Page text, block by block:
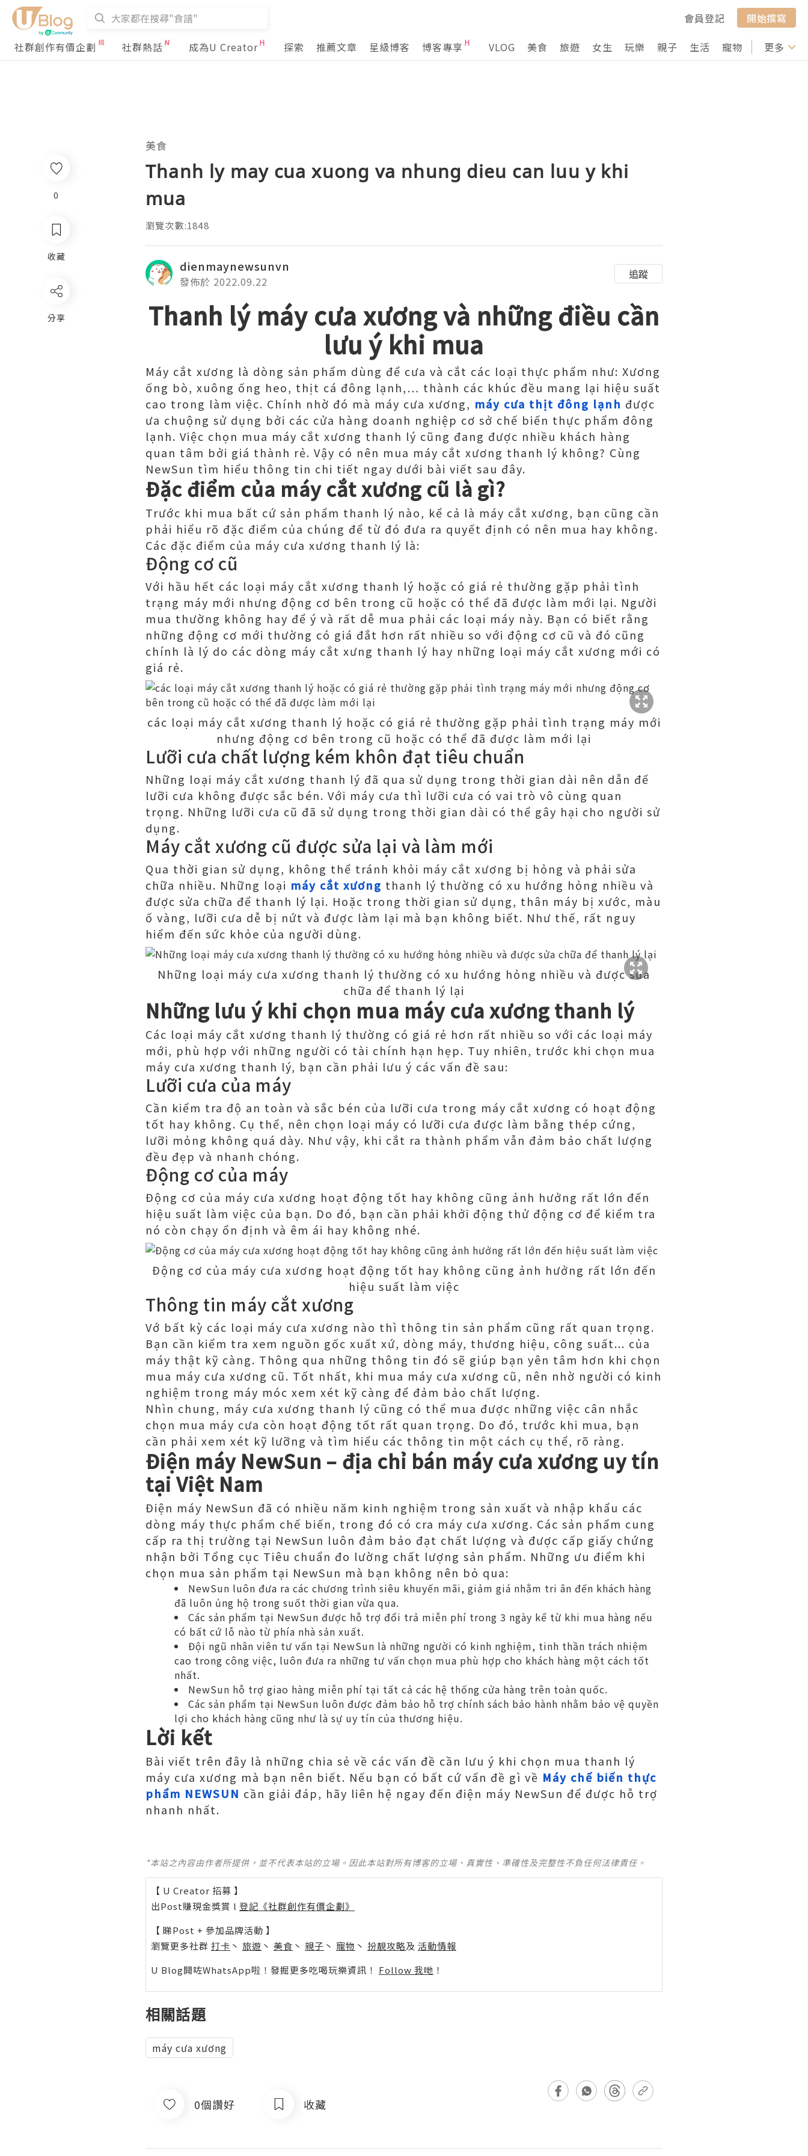
會員登記
開始撰寫
社群創作有價企劃
社群熱話 成為U Creator 探索 推薦文章 星級博客 博客專享 VLOG 美食 旅遊 女生 玩樂 親子 生活 寵物 行山 打卡
更多
0
收藏
分享
美食
Thanh ly may cua xuong va nhung dieu can luu y khi
mua
瀏覽次數:1848
dienmaynewsunvn
發佈於 2022.09.22
追蹤
Thanh lý máy cưa xương và những điều cần
lưu ý khi mua
Máy cắt xương là dòng sản phẩm dùng để cưa và cắt các loại thực phẩm như: Xương
ống bò, xuông ống heo, thịt cá đông lạnh,… thành các khúc đều mang lại hiệu suất
cao trong làm việc. Chính nhờ đó mà máy cưa xương, máy cưa thịt đông lạnh được
ưa chuộng sử dụng bởi các cửa hàng doanh nghiệp cơ sở chế biến thực phẩm đông
lạnh. Việc chọn mua máy cắt xương thanh lý cũng đang được nhiều khách hàng
quan tâm bởi giá thành rẻ. Vậy có nên mua máy cắt xương thanh lý không? Cùng
NewSun tìm hiểu thông tin chi tiết ngay dưới bài viết sau đây.
Đặc điểm của máy cắt xương cũ là gì?
Trước khi mua bất cứ sản phẩm thanh lý nào, kể cả là máy cắt xương, bạn cũng cần
phải hiểu rõ đặc điểm của chúng để từ đó đưa ra quyết định có nên mua hay không.
Các đặc điểm của máy cưa xương thanh lý là:
Động cơ cũ
Với hầu hết các loại máy cắt xương thanh lý hoặc có giá rẻ thường gặp phải tình
trạng máy mới nhưng động cơ bên trong cũ hoặc có thể đã được làm mới lại. Người
mua thường không hay để ý và rất dễ mua phải các loại máy này. Bạn có biết rằng
những động cơ mới thường có giá đắt hơn rất nhiều so với động cơ cũ và đó cũng
chính là lý do các dòng máy cắt xưng thanh lý hay những loại máy cắt xương mới có
giá rẻ.
các loại máy cắt xương thanh lý hoặc có giá rẻ thường gặp phải tình trạng máy mới
nhưng động cơ bên trong cũ hoặc có thể đã được làm mới lại
Lưỡi cưa chất lượng kém khôn đạt tiêu chuẩn
Những loại máy cắt xương thanh lý đã qua sử dụng trong thời gian dài nên dẫn đế
lưỡi cưa không được sắc bén. Với máy cưa thì lưỡi cưa có vai trò vô cùng quan
trọng. Những lưỡi cưa cũ đã sử dụng trong thời gian dài có thể gây hại cho người sử
dụng.
Máy cắt xương cũ được sửa lại và làm mới
Qua thời gian sử dụng, không thể tránh khỏi máy cắt xương bị hỏng và phải sửa
chữa nhiều. Những loại máy cắt xương thanh lý thường có xu hướng hỏng nhiều và
được sửa chữa để thanh lý lại. Hoặc trong thời gian sử dụng, thân máy bị xước, màu
ố vàng, lưỡi cưa dễ bị nứt và được làm lại mà bạn không biết. Như thế, rất nguy
hiểm đến sức khỏe của người dùng.
Những loại máy cưa xương thanh lý thường có xu hướng hỏng nhiều và được sửa
chữa để thanh lý lại
Những lưu ý khi chọn mua máy cưa xương thanh lý
Các loại máy cắt xương thanh lý thường có giá rẻ hơn rất nhiều so với các loại máy
mới, phù hợp với những người có tài chính hạn hẹp. Tuy nhiên, trước khi chọn mua
máy cưa xương thanh lý, bạn cần phải lưu ý các vấn đề sau:
Lưỡi cưa của máy
Cần kiểm tra độ an toàn và sắc bén của lưỡi cưa trong máy cắt xương có hoạt động
tốt hay không. Cụ thể, nên chọn loại máy có lưỡi cưa được làm bằng thép cứng,
lưỡi mỏng không quá dày. Như vậy, khi cắt ra thành phẩm vẫn đảm bảo chất lượng
đều đẹp và nhanh chóng.
Động cơ của máy
Động cơ của máy cưa xương hoạt động tốt hay không cũng ảnh hưởng rất lớn đến
hiệu suất làm việc của bạn. Do đó, bạn cần phải khởi động thử động cơ để kiểm tra
nó còn chạy ổn định và êm ái hay không nhé.
Động cơ của máy cưa xương hoạt động tốt hay không cũng ảnh hưởng rất lớn đến
hiệu suất làm việc
Thông tin máy cắt xương
Vớ bất kỳ các loại máy cưa xương nào thì thông tin sản phẩm cũng rất quan trọng.
Bạn cần kiểm tra xem nguồn gốc xuất xứ, dòng máy, thương hiệu, công suất... của
máy thật kỹ càng. Thông qua những thông tin đó sẽ giúp bạn yên tâm hơn khi chọn
mua máy cưa xương cũ. Tốt nhất, khi mua máy cưa xương cũ, nên nhờ người có kinh
nghiệm trong máy móc xem xét kỹ càng để đảm bảo chất lượng.
Nhìn chung, máy cưa xương thanh lý cũng có thể mua được những việc cân nhắc
chọn mua máy cưa còn hoạt động tốt rất quan trọng. Do đó, trước khi mua, bạn
cần phải xem xét kỹ lưỡng và tìm hiểu các thông tin một cách cụ thể, rõ ràng.
Điện máy NewSun – địa chỉ bán máy cưa xương uy tín
tại Việt Nam
Điện máy NewSun đã có nhiều năm kinh nghiệm trong sản xuất và nhập khẩu các
dòng máy thực phẩm chế biến, trong đó có cra máy cưa xương. Các sản phẩm cung
cấp ra thị trường tại NewSun luôn đảm bảo đạt chất lượng và được cấp giấy chứng
nhận bởi Tổng cục Tiêu chuẩn đo lường chất lượng sản phẩm. Những ưu điểm khi
chọn mua sản phẩm tại NewSun mà bạn không nên bỏ qua:
NewSun luôn đưa ra các chương trình siêu khuyến mãi, giảm giá nhằm tri ân đến khách hàng
đã luôn ủng hộ trong suốt thời gian vừa qua.
Các sản phẩm tại NewSun được hỗ trợ đổi trả miễn phí trong 3 ngày kể từ khi mua hàng nếu
có bất cứ lỗ nào từ phía nhà sản xuất.
Đội ngũ nhân viên tư vấn tại NewSun là những người có kinh nghiệm, tinh thần trách nhiệm
cao trong công việc, luôn đưa ra những tư vấn chọn mua phù hợp cho khách hàng một cách tốt
nhất.
NewSun hỗ trợ giao hàng miễn phí tại tất cả các hệ thống cửa hàng trên toàn quốc.
Các sản phẩm tại NewSun luôn được đảm bảo hỗ trợ chính sách bảo hành nhằm bảo vệ quyền
lợi cho khách hàng cũng như là sự uy tín của thương hiệu.
Lời kết
Bài viết trên đây là những chia sẻ về các vấn đề cần lưu ý khi chọn mua thanh lý
máy cưa xương mà bạn nên biết. Nếu bạn có bất cứ vấn đề gì về Máy chế biến thực
phẩm NEWSUN cần giải đáp, hãy liên hệ ngay đến điện máy NewSun để được hỗ trợ
nhanh nhất.
*本站之內容由作者所提供，並不代表本站的立場。因此本站對所有博客的立場、真實性、準確性及完整性不負任何法律責任。
【 U Creator 招募 】
出Post賺現金獎賞 l 登記《社群創作有價企劃》
【 睇Post + 參加品牌活動 】
瀏覽更多社群 打卡 丶 旅遊 丶 美食 丶 親子 丶 寵物 丶 扮靚攻略及 活動情報
U Blog開咗WhatsApp啦！發掘更多吃喝玩樂資訊！ Follow 我哋 ！
相關話題
máy cưa xương
0個讚好 收藏